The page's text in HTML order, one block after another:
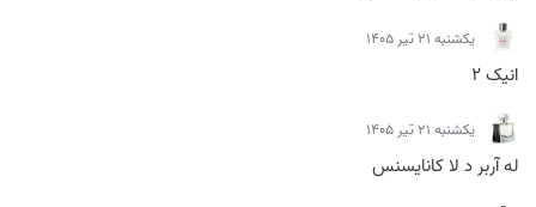
يكشنبه 21 تیر 1405
انیک 2
يكشنبه 21 تیر 1405
له آربر د لا کانایسنس